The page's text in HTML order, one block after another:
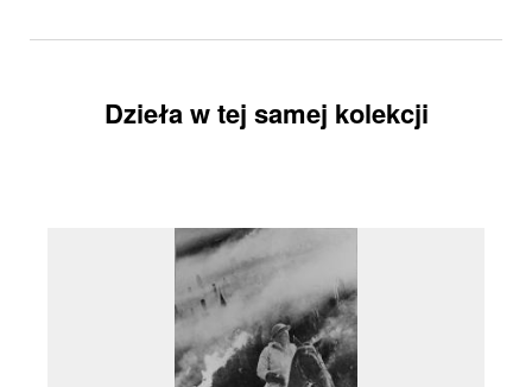
Dzieła w tej samej kolekcji